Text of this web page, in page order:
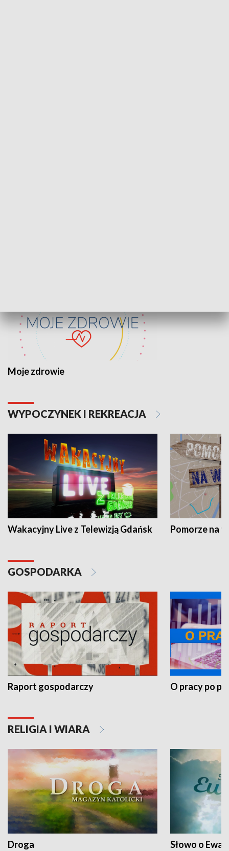
Moje zdrowie
WYPOCZYNEK I REKREACJA
Wakacyjny Live z Telewizją Gdańsk Pomorze na
GOSPODARKA
Raport gospodarczy O pracy po
RELIGIA I WIARA
Droga Słowo o